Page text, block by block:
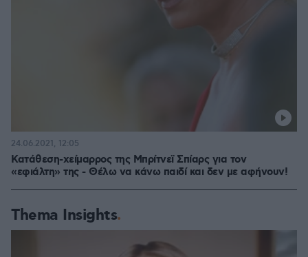
Κατάθεση-χείμαρρος της Μπρίτνεϊ Σπίαρς για τον
«εφιάλτη» της - Θέλω να κάνω παιδί και δεν με αφήνουν!
24.06.2021, 12:05
Thema Insights